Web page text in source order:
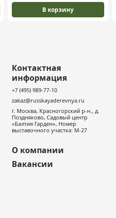
В корзину
Контактная
информация
+7 (495) 989-77-10
zakaz@russkayaderevnya.ru
г. Москва, Красногорский р-н., д.
Поздняково, Садовый центр
«Балтия Гарден», Номер
выставочного участка: М-27
О компании
Вакансии